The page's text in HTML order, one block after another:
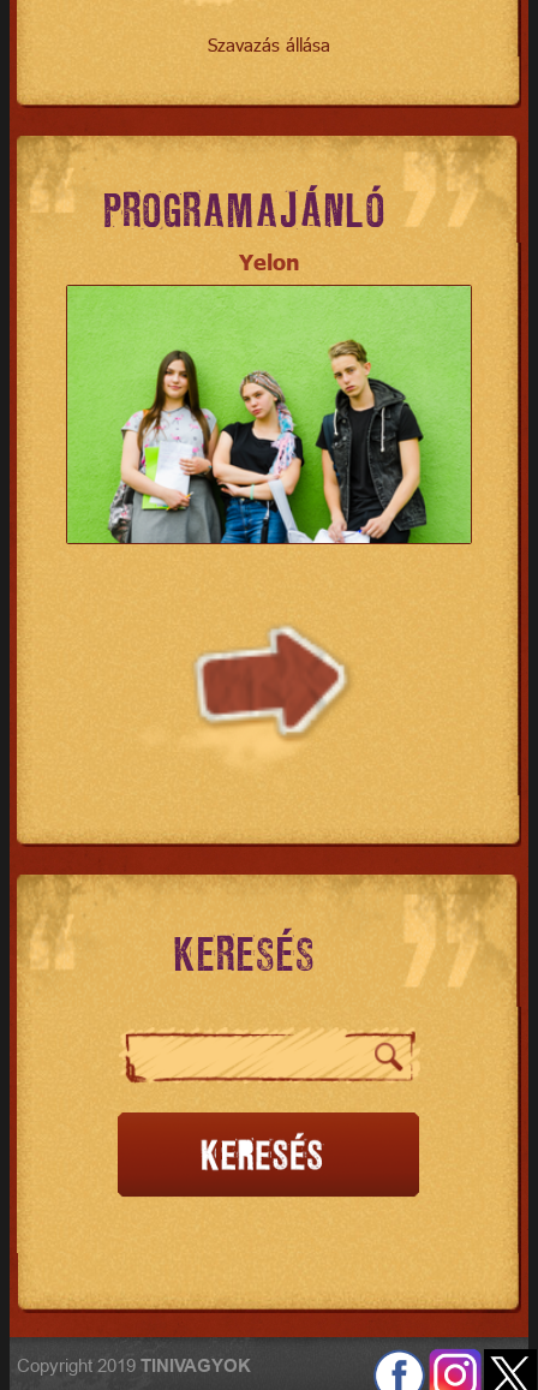
Szavazás állása
PROGRAMAJÁNLÓ
Yelon
KERESÉS
Copyright 2019 TINIVAGYOK